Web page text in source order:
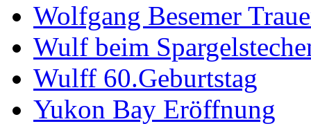
Wolfgang Besemer
Wulf beim
Wulff 60.Geburtstag
Yukon Bay Eröffnung